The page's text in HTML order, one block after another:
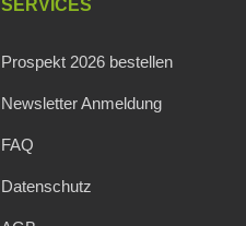
SERVICES
Prospekt 2026 bestellen
Newsletter Anmeldung
FAQ
Datenschutz